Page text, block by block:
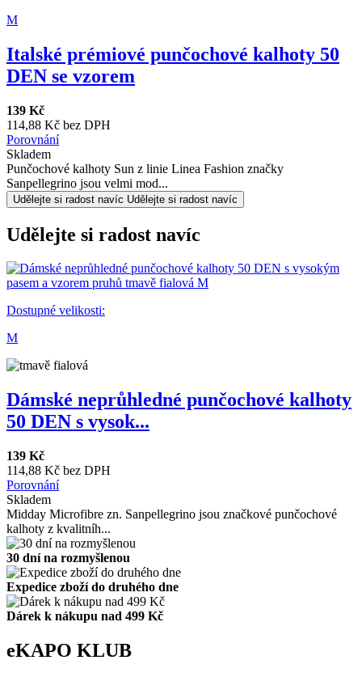
M
Italské prémiové punčochové kalhoty 50
DEN se vzorem
139 Kč
114,88 Kč bez DPH
Porovnání
Skladem
Punčochové kalhoty Sun z linie Linea Fashion značky
Sanpellegrino jsou velmi mod...
Udělejte si radost navíc Udělejte si radost navíc
Udělejte si radost navíc
Dostupné velikosti:
M
Dámské neprůhledné punčochové kalhoty
50 DEN s vysok...
139 Kč
114,88 Kč bez DPH
Porovnání
Skladem
Midday Microfibre zn. Sanpellegrino jsou značkové punčochové
kalhoty z kvalitníh...
30 dní na rozmyšlenou
Expedice zboží do druhého dne
Dárek k nákupu nad 499 Kč
eKAPO KLUB